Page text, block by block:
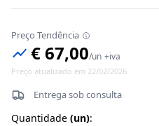
Preço Tendência
€ 67,00/un +iva
Preço atualizado em 22/02/2026
Entrega sob consulta
Quantidade (un):